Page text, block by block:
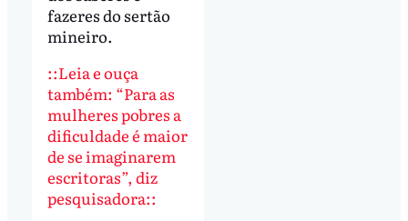
fazeres do sertão
mineiro.
::Leia e ouça
também: “Para as
mulheres pobres a
dificuldade é maior
de se imaginarem
escritoras”, diz
pesquisadora::